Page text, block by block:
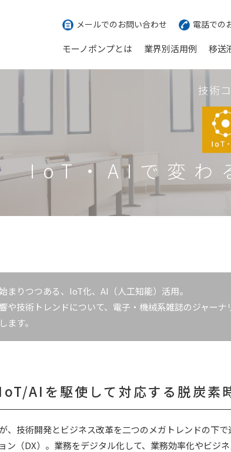
メールでのお問い合わせ 電話での
モーノポンプとは 業界別活用例 移送
技術
IoT・AIで変わ
まりつつある、IoT化、AI（人工知能）活用。
や技術トレンドについて、電子・機械系雑誌のジャー
ます。
AIを駆使して対応する脱炭素
、技術開発とビジネス改革を二つのメガトレンドの下
ン（DX）。業務をデジタル化して、業務効率化やビジ